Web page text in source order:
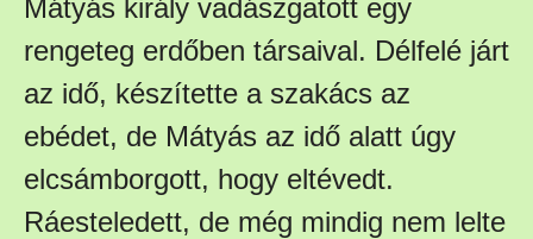
Mátyás király vadászgatott egy
rengeteg erdőben társaival. Délfelé járt
az idő, készítette a szakács az
ebédet, de Mátyás az idő alatt úgy
elcsámborgott, hogy eltévedt.
Ráesteledett, de még mindig nem lelte